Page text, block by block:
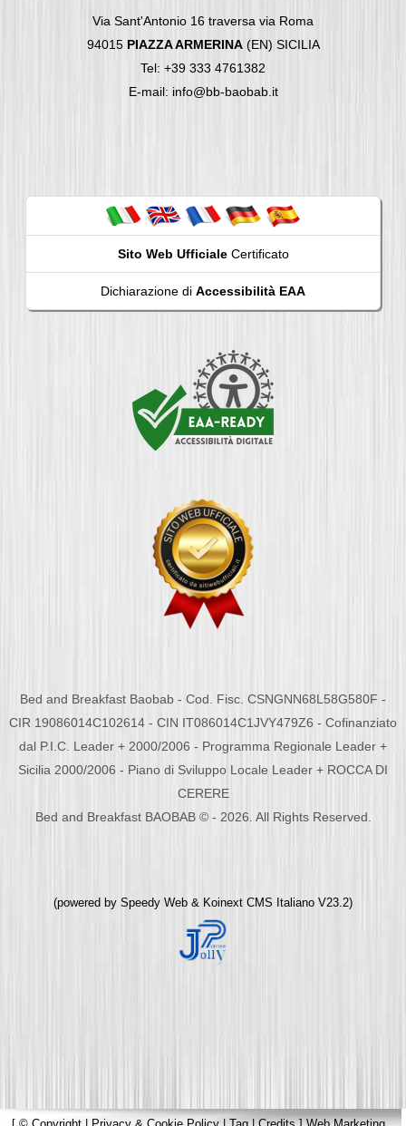
Via Sant'Antonio 16 traversa via Roma
94015 PIAZZA ARMERINA(EN) SICILIA
Tel: +39 333 4761382
E-mail: info@bb-baobab.it
Sito Web UfficialeCertificato
Dichiarazione di Accessibilità EAA
Bed and Breakfast Baobab - Cod. Fisc. CSNGNN68L58G580F -
CIR 19086014C102614 - CIN IT086014C1JVY479Z6 - Cofinanziato
dal P.I.C. Leader + 2000/2006 - Programma Regionale Leader +
Sicilia 2000/2006 - Piano di Sviluppo Locale Leader + ROCCA DI
CERERE
Bed and Breakfast BAOBAB © - 2026. All Rights Reserved.
(powered by Speedy Web & Koinext CMS Italiano V23.2)